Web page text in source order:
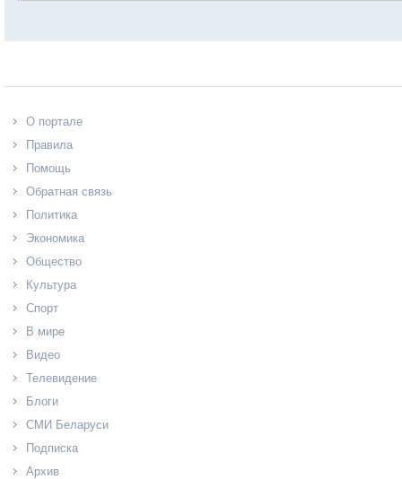
О портале
Правила
Помощь
Обратная связь
Политика
Экономика
Общество
Культура
Спорт
В мире
Видео
Телевидение
Блоги
СМИ Беларуси
Подписка
Архив